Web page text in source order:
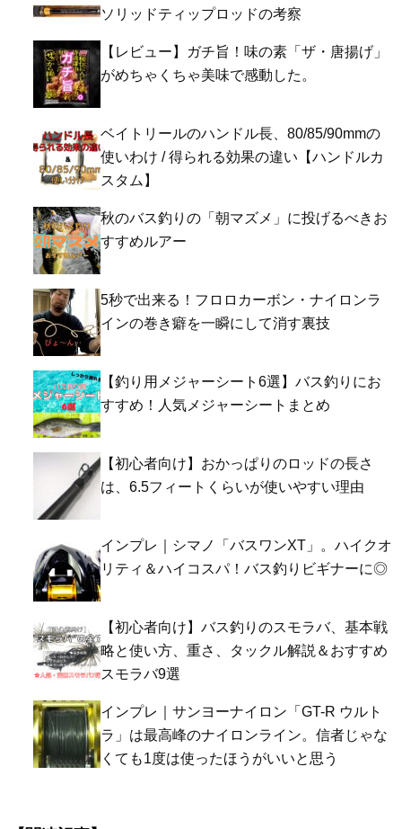
ソリッドティップロッドの考察
【レビュー】ガチ旨！味の素「ザ・唐揚げ」
がめちゃくちゃ美味で感動した。
ベイトリールのハンドル長、80/85/90mmの
使いわけ / 得られる効果の違い【ハンドルカ
スタム】
秋のバス釣りの「朝マズメ」に投げるべきお
すすめルアー
5秒で出来る！フロロカーボン・ナイロンラ
インの巻き癖を一瞬にして消す裏技
【釣り用メジャーシート6選】バス釣りにお
すすめ！人気メジャーシートまとめ
【初心者向け】おかっぱりのロッドの長さ
は、6.5フィートくらいが使いやすい理由
インプレ｜シマノ「バスワンXT」。ハイクオ
リティ＆ハイコスパ！バス釣りビギナーに◎
【初心者向け】バス釣りのスモラバ、基本戦
略と使い方、重さ、タックル解説＆おすすめ
スモラバ9選
インプレ｜サンヨーナイロン「GT-R ウルト
ラ」は最高峰のナイロンライン。信者じゃな
くても1度は使ったほうがいいと思う